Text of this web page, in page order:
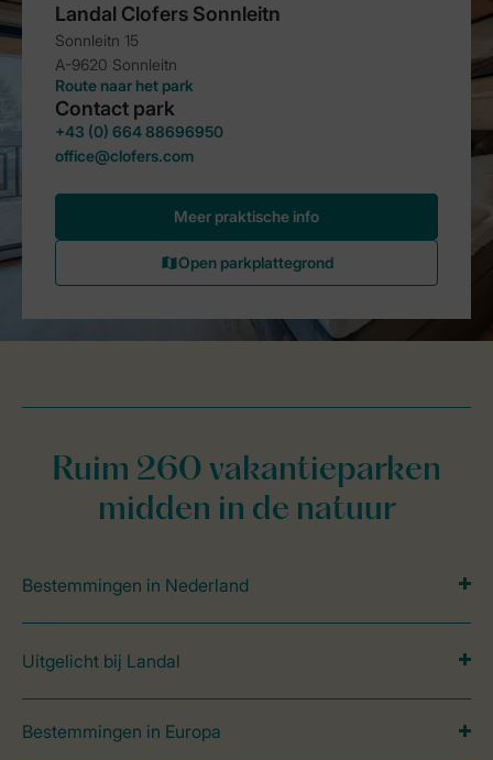
Ruim 260 vakantieparken
midden in de natuur
Bestemmingen in Nederland
Uitgelicht bij Landal
Bestemmingen in Europa